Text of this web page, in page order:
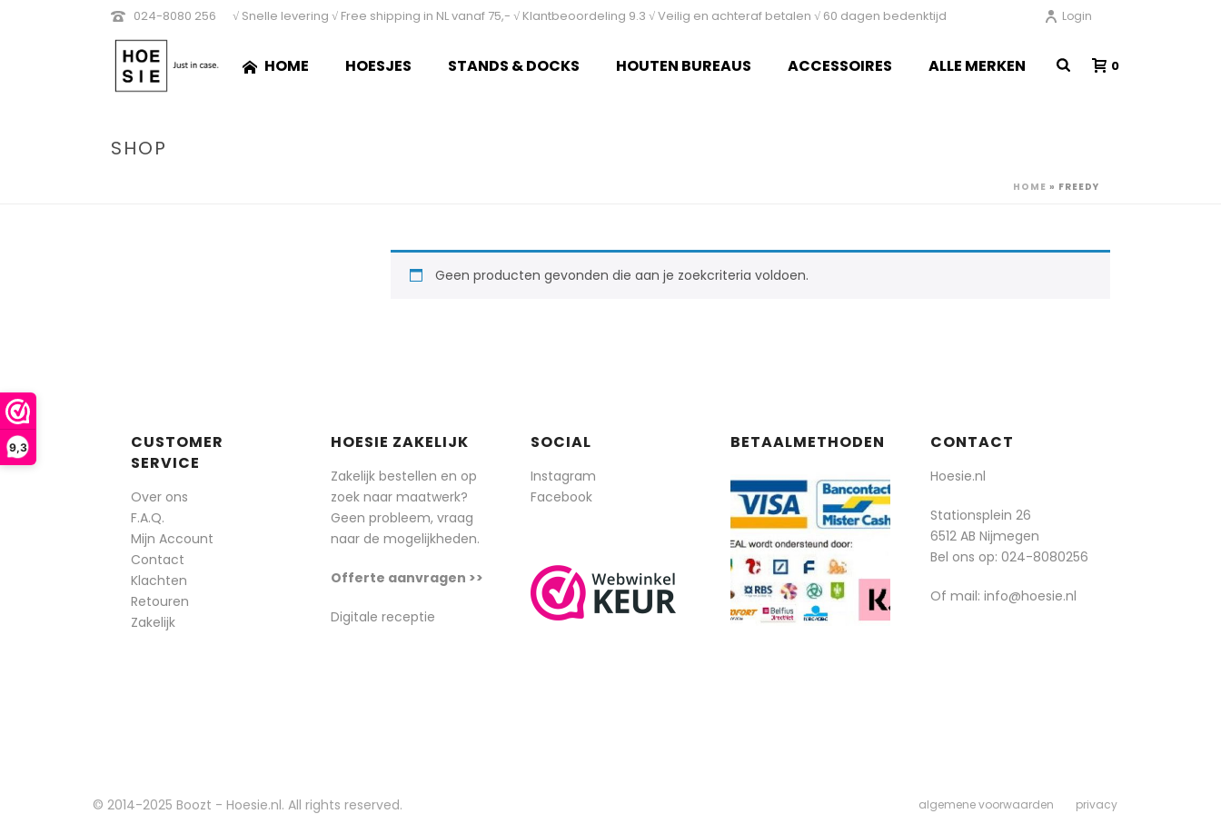
9,3
024-8080 256 √ Snelle levering √ Free shipping in NL vanaf 75,- √ Klantbeoordeling 9.3 √ Veilig en achteraf betalen √ 60 dagen bedenktijd Login
HOME HOESJES STANDS & DOCKS HOUTEN BUREAUS ACCESSOIRES ALLE MERKEN 0
SHOP
HOME » FREEDY
Geen producten gevonden die aan je zoekcriteria voldoen.
CUSTOMER
SERVICE
Over ons
F.A.Q.
Mijn Account
Contact
Klachten
Retouren
Zakelijk
HOESIE ZAKELIJK
Zakelijk bestellen en op
zoek naar maatwerk?
Geen probleem, vraag
naar de mogelijkheden.
Offerte aanvragen >>
Digitale receptie
SOCIAL
Instagram
Facebook
BETAALMETHODEN CONTACT
Hoesie.nl
Stationsplein 26
6512 AB Nijmegen
Bel ons op: 024-8080256
Of mail: info@hoesie.nl
© 2014-2025 Boozt - Hoesie.nl. All rights reserved. algemene voorwaarden privacy